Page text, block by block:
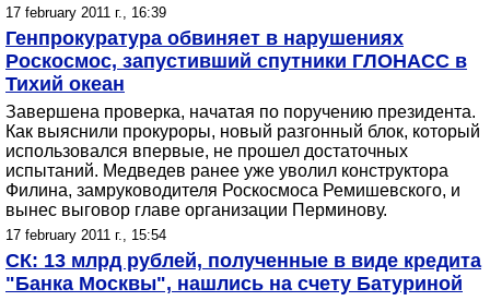
17 february 2011 г., 16:39
Генпрокуратура обвиняет в нарушениях
Роскосмос, запустивший спутники ГЛОНАСС в
Тихий океан
Завершена проверка, начатая по поручению президента.
Как выяснили прокуроры, новый разгонный блок, который
использовался впервые, не прошел достаточных
испытаний. Медведев ранее уже уволил конструктора
Филина, замруководителя Роскосмоса Ремишевского, и
вынес выговор главе организации Перминову.
17 february 2011 г., 15:54
СК: 13 млрд рублей, полученные в виде кредита
"Банка Москвы", нашлись на счету Батуриной